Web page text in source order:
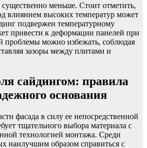
меньше. Стоит отметить,
влиянием высоких температур может
подвержен температурному
привести к деформации панелей при
проблемы можно избежать, соблюдая
зазоры между плитами и
сайдингом: правила
основания
фасада в силу ее непосредственной
тщательного выбора материала с
технологией монтажа. Среди
наилучшим образом справиться с